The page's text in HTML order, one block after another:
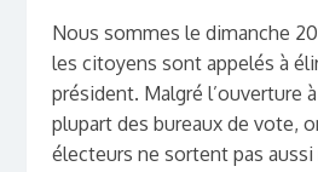
Nous sommes le dimanche
les citoyens sont appelés à
président. Malgré l’ouverture
plupart des bureaux de vote,
électeurs ne sortent pas